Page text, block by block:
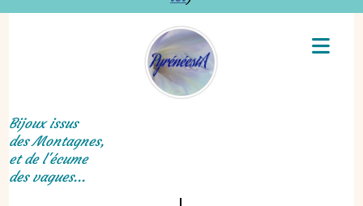
Bijoux issus
des Montagnes,
et de l'écume
des vagues...